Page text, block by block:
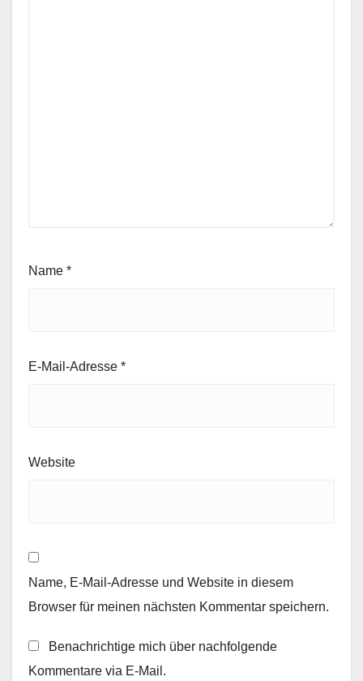
Name *
E-Mail-Adresse *
Website
Name, E-Mail-Adresse und Website in diesem
Browser für meinen nächsten Kommentar speichern.
Benachrichtige mich über nachfolgende
Kommentare via E-Mail.